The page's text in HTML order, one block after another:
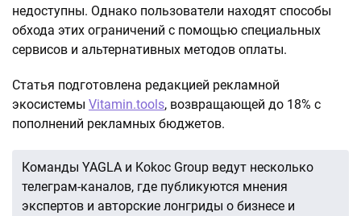
недоступны. Однако пользователи находят способы
обхода этих ограничений с помощью специальных
сервисов и альтернативных методов оплаты.
Статья подготовлена редакцией рекламной
экосистемы Vitamin.tools, возвращающей до 18% с
пополнений рекламных бюджетов.
Команды YAGLA и Kokoc Group ведут несколько
телеграм-каналов, где публикуются мнения
экспертов и авторские лонгриды о бизнесе и